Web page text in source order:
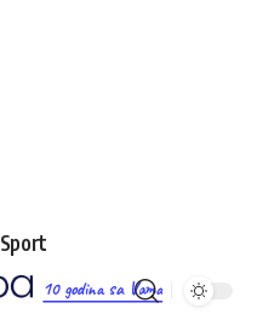
10 godina sa Vama
Sport